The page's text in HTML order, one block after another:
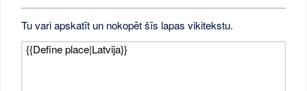
Tu vari apskatīt un nokopēt šīs lapas vikitekstu.